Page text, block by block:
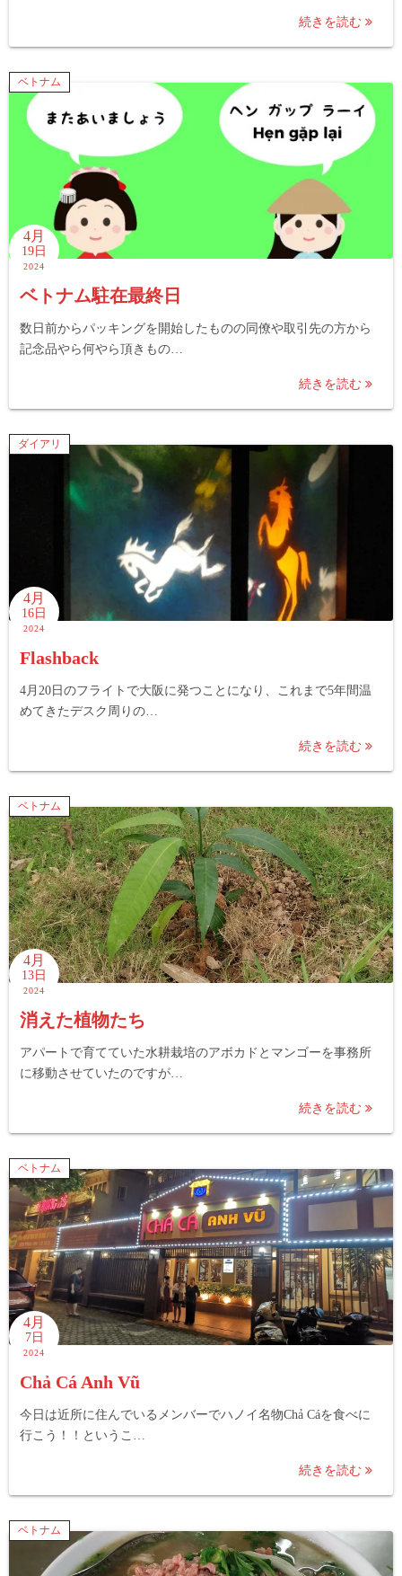
続きを読む
ベトナム
4月
19日
2024
ベトナム駐在最終日
数日前からパッキングを開始したものの同僚や取引先の方から
記念品やら何やら頂きもの…
続きを読む
ダイアリ
4月
16日
2024
Flashback
4月20日のフライトで大阪に発つことになり、これまで5年間温
めてきたデスク周りの…
続きを読む
ベトナム
4月
13日
2024
消えた植物たち
アパートで育てていた水耕栽培のアボカドとマンゴーを事務所
に移動させていたのですが…
続きを読む
ベトナム
4月
7日
2024
Chả Cá Anh Vũ
今日は近所に住んでいるメンバーでハノイ名物Chả Cáを食べに
行こう！！というこ…
続きを読む
ベトナム